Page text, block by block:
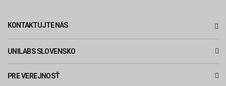
KONTAKTUJTE NÁS
UNILABS SLOVENSKO
PRE VEREJNOSŤ